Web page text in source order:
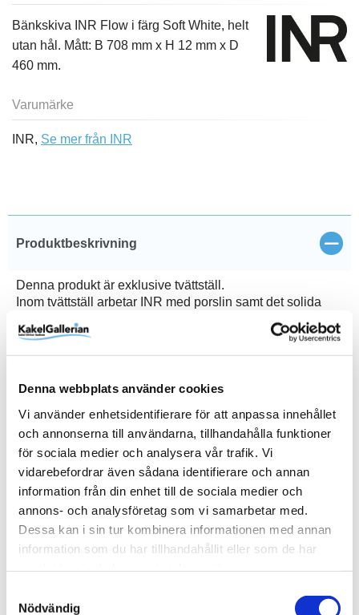
Denna webbplats använder cookies
Vi använder enhetsidentifierare för att anpassa innehållet
och annonserna till användarna, tillhandahålla funktioner
för sociala medier och analysera vår trafik. Vi
vidarebefordrar även sådana identifierare och annan
information från din enhet till de sociala medier och
annons- och analysföretag som vi samarbetar med.
Dessa kan i sin tur kombinera informationen med annan
information som du har tillhandahållit eller som de har
Nödvändig
Bänkskiva INR Flow i färg Soft White, helt
utan hål. Mått: B 708 mm x H 12 mm x D
460 mm.
Varumärke
INR, Se mer från INR
Produktbeskrivning Stäng
Denna produkt är exklusive tvättställ.
Inom tvättställ arbetar INR med porslin samt det solida
och porfria kompositmaterialet solid surface. Alla deras
tvättställ genomgår löpande toleranskontroller och ger en
livslängd långt bortom garantitiden. För dig som föredrar
Wave med underlimmat tvättställ samt Flow med
ovanpåliggande runt tvättställ. Bänkskivorna tillverkas i
mineralkomposit och solid surface och passar alla
kommoder i möbelserierna Core och Terra. Alla
bänkskivorna går att få med eller utan hål för blandare.
Produktinformation